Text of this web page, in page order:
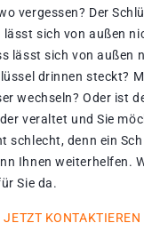
vergessen? Der
lässt sich von außen
lässt sich von außen
drinnen steckt?
wechseln? Oder ist
veraltet und Sie
schlecht, denn ein
Ihnen weiterhelfen.
Sie da.
JETZT KONTAKTIEREN